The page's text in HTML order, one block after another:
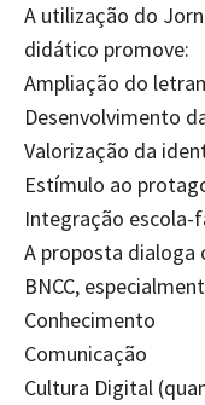
A utilização do
didático promove:
Ampliação do
Desenvolvimento
Valorização da
Estímulo ao
Integração escola-
A proposta dialoga
BNCC,
Conhecimento
Comunicação
Cultura Digital